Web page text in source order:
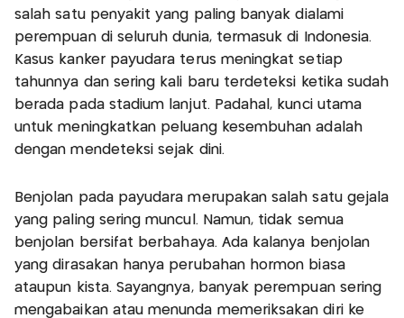
salah satu penyakit yang paling banyak dialami
perempuan di seluruh dunia, termasuk di Indonesia.
Kasus kanker payudara terus meningkat setiap
tahunnya dan sering kali baru terdeteksi ketika sudah
berada pada stadium lanjut. Padahal, kunci utama
untuk meningkatkan peluang kesembuhan adalah
dengan mendeteksi sejak dini.
Benjolan pada payudara merupakan salah satu gejala
yang paling sering muncul. Namun, tidak semua
benjolan bersifat berbahaya. Ada kalanya benjolan
yang dirasakan hanya perubahan hormon biasa
ataupun kista. Sayangnya, banyak perempuan sering
mengabaikan atau menunda memeriksakan diri ke